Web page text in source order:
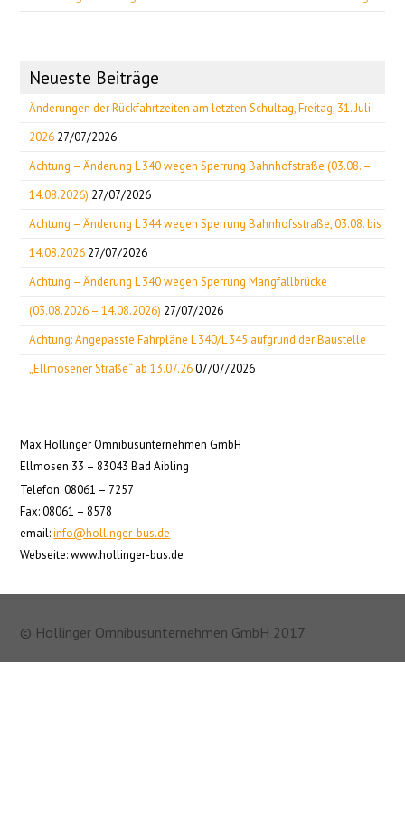
Neueste Beiträge
Änderungen der Rückfahrtzeiten am letzten Schultag, Freitag, 31. Juli
2026 27/07/2026
Achtung – Änderung L 340 wegen Sperrung Bahnhofstraße (03.08. –
14.08.2026) 27/07/2026
Achtung – Änderung L 344 wegen Sperrung Bahnhofsstraße, 03.08. bis
14.08.2026 27/07/2026
Achtung – Änderung L 340 wegen Sperrung Mangfallbrücke
(03.08.2026 – 14.08.2026) 27/07/2026
Achtung: Angepasste Fahrpläne L 340/L 345 aufgrund der Baustelle
„Ellmosener Straße“ ab 13.07.26 07/07/2026
Max Hollinger Omnibusunternehmen GmbH
Ellmosen 33 – 83043 Bad Aibling
Telefon: 08061 – 7257
Fax: 08061 – 8578
email:info@hollinger-bus.de
Webseite: www.hollinger-bus.de
© Hollinger Omnibusunternehmen GmbH 2017